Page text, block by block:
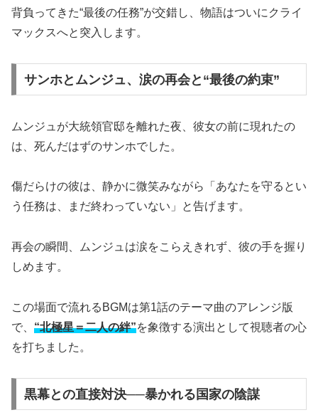
背負ってきた“最後の任務”が交錯し、物語はついにクライ
マックスへと突入します。
サンホとムンジュ、涙の再会と“最後の約束”
ムンジュが大統領官邸を離れた夜、彼女の前に現れたの
は、死んだはずのサンホでした。
傷だらけの彼は、静かに微笑みながら「あなたを守るとい
う任務は、まだ終わっていない」と告げます。
再会の瞬間、ムンジュは涙をこらえきれず、彼の手を握り
しめます。
この場面で流れるBGMは第1話のテーマ曲のアレンジ版
で、 “北極星＝二人の絆”を象徴する演出として視聴者の心
を打ちました。
黒幕との直接対決──暴かれる国家の陰謀